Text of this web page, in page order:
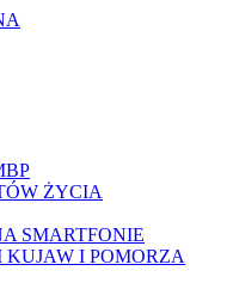
ŻYCIA
SMARTFONIE
I POMORZA